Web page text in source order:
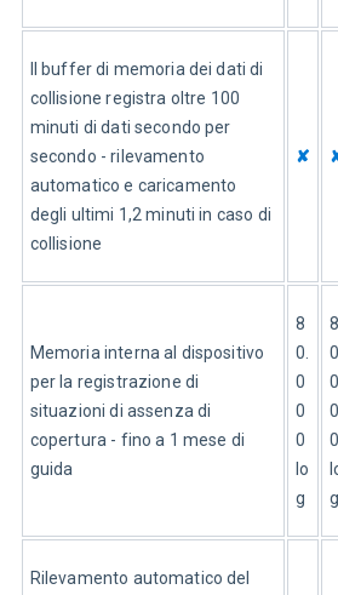
Il buffer di memoria dei dati di
collisione registra oltre 100
minuti di dati secondo per
secondo - rilevamento
automatico e caricamento
degli ultimi 1,2 minuti in caso di
collisione
✘
Memoria interna al dispositivo
per la registrazione di
situazioni di assenza di
copertura - fino a 1 mese di
guida
8
0.
0
0
0
lo
g
8
0.
0
0
0
g
Rilevamento automatico del